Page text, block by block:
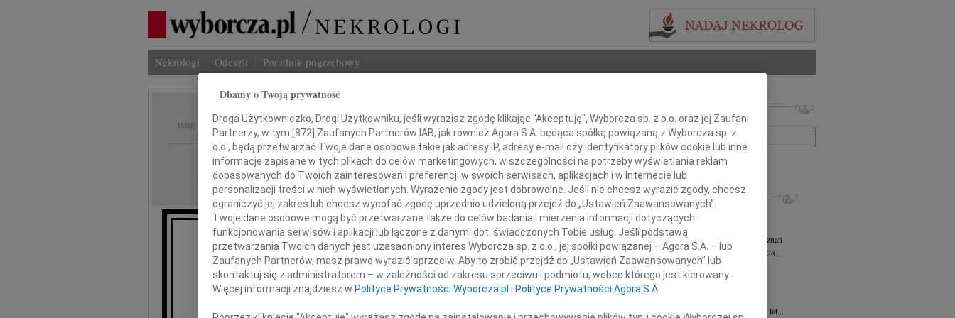
Nekrologi Odeszli Poradnik pogrzebowy
IMIĘ I NAZWISKO: Wanda Matschi
REGION: Poznań
DATA EMISJI: 06.04.2020
Z wielkim żalem zawiadamiamy,
że w dniu 30 marca 2020 r. odeszła
Żona, Mama, Teściowa i Bratowa
Wanda Matschi
Imię i nazwisko lub numer ogłoszenia:
+ szukanie zaawansowane
INNE NEKROLOGI
Tadeusz Kotłowski 05.08.2026
Z ogromnym żalem i bólem w sercu...
Krystyna Kowandywiek: 93
Poznań
Z głębokim żalem zawiadamiamy, że w dniu 28...
Krystyna Janowicz
24.07.2026
"Pan jest Pasterzem moim, niczego mi nie...
Zbigniew Zygmunt
W dniu 9 lipca 2026 roku, zmarł w wieku 87 lat...
Dbamy o Twoją prywatność
Droga Użytkowniczko, Drogi Użytkowniku, jeśli wyrazisz zgodę klikając "Akceptuję", Wyborcza sp. z o.o. oraz jej Zaufani
Partnerzy, w tym [872] Zaufanych Partnerów IAB, jak również Agora S.A. będąca spółką powiązaną z Wyborcza sp. z
o.o., będą przetwarzać Twoje dane osobowe takie jak adresy IP, adresy e-mail czy identyfikatory plików cookie lub inne
informacje zapisane w tych plikach do celów marketingowych, w szczególności na potrzeby wyświetlania reklam
dopasowanych do Twoich zainteresowań i preferencji w swoich serwisach, aplikacjach i w Internecie lub
personalizacji treści w nich wyświetlanych. Wyrażenie zgody jest dobrowolne. Jeśli nie chcesz wyrazić zgody, chcesz
ograniczyć jej zakres lub chcesz wycofać zgodę uprzednio udzieloną przejdź do „Ustawień Zaawansowanych”.
Twoje dane osobowe mogą być przetwarzane także do celów badania i mierzenia informacji dotyczących
funkcjonowania serwisów i aplikacji lub łączone z danymi dot. świadczonych Tobie usług. Jeśli podstawą
przetwarzania Twoich danych jest uzasadniony interes Wyborcza sp. z o.o., jej spółki powiązanej – Agora S.A. – lub
Zaufanych Partnerów, masz prawo wyrazić sprzeciw. Aby to zrobić przejdź do „Ustawień Zaawansowanych” lub
skontaktuj się z administratorem – w zależności od zakresu sprzeciwu i podmiotu, wobec którego jest kierowany.
Więcej informacji znajdziesz w Polityce Prywatności Wyborcza.pl i Polityce Prywatności Agora S.A.